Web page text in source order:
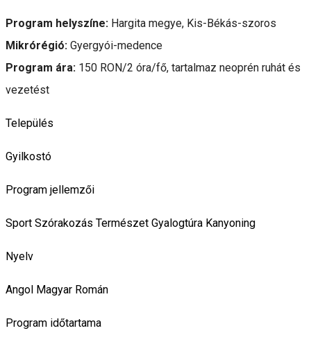
Program helyszíne: Hargita megye, Kis-Békás-szoros
Mikrórégió: Gyergyói-medence
Program ára: 150 RON/2 óra/fő, tartalmaz neoprén ruhát és
vezetést
Település
Gyilkostó
Program jellemzői
Sport Szórakozás Természet Gyalogtúra Kanyoning
Nyelv
Angol Magyar Román
Program időtartama